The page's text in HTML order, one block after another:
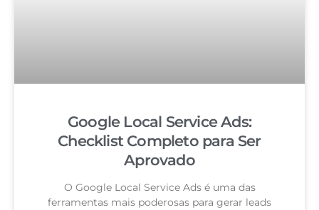
Google Local Service Ads:
Checklist Completo para Ser
Aprovado
O Google Local Service Ads é uma das
ferramentas mais poderosas para gerar leads